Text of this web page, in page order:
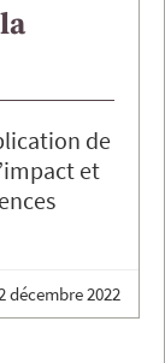
de
et
décembre 2022